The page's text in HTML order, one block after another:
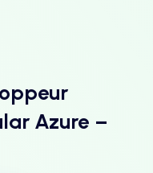
Azure –